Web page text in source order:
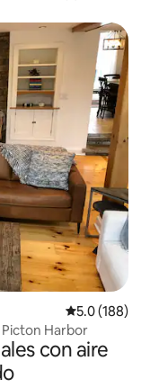
Calificación
5.0 (188)
Harbor
con aire